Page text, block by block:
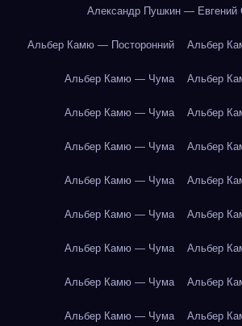
Александр Пушкин — Евгений
Альбер Камю — Посторонний Альбер
Альбер Камю — Чума Альбер
Альбер Камю — Чума Альбер
Альбер Камю — Чума Альбер
Альбер Камю — Чума Альбер
Альбер Камю — Чума Альбер
Альбер Камю — Чума Альбер
Альбер Камю — Чума Альбер
Альбер Камю — Чума Альбер